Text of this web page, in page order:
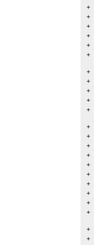
+
+
+
+
+
+
+
+
+
+
+
+
+
+
+
+
+
+
+
+
+
+
+